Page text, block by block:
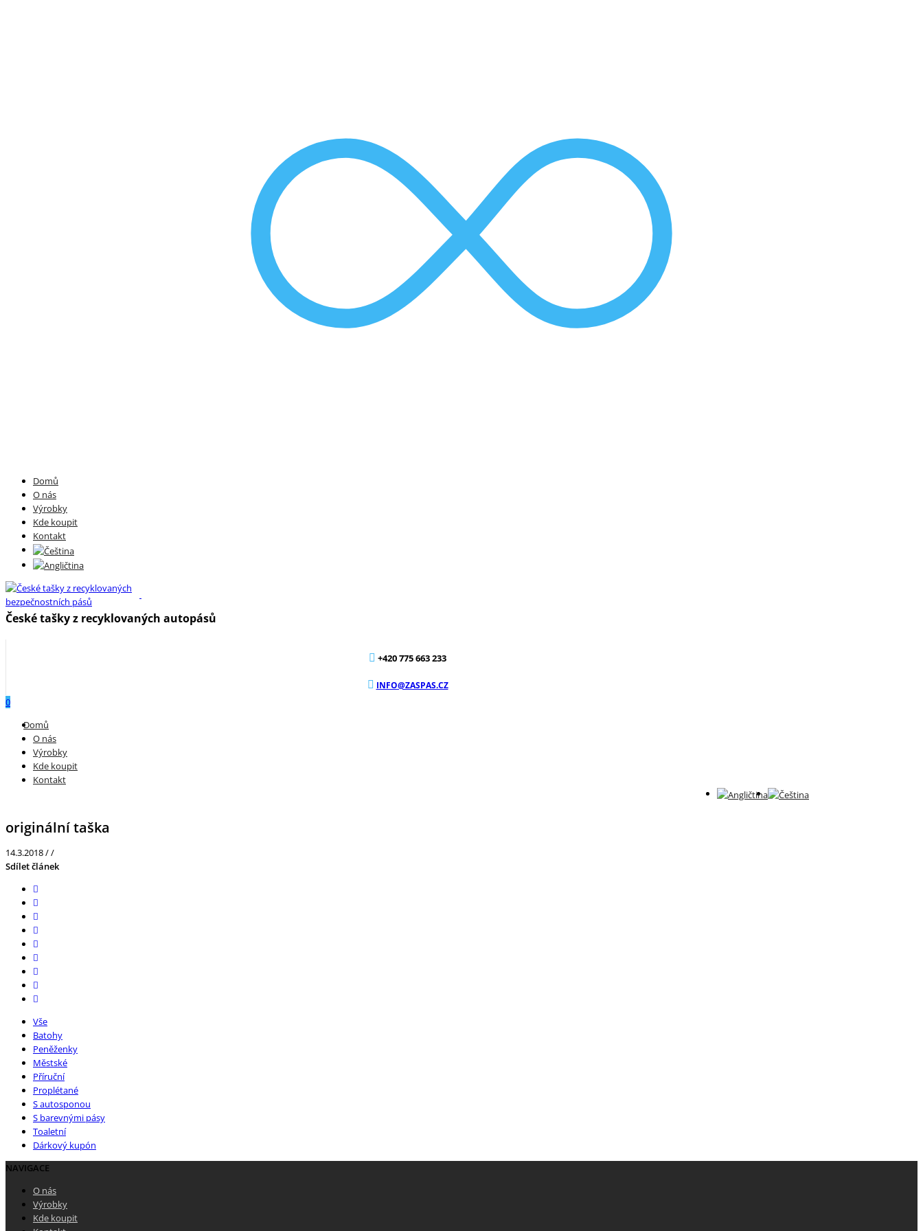
Domů
O nás
Výrobky
Kde koupit
Kontakt
České tašky z recyklovaných autopásů
+420 775 663 233
INFO@ZASPAS.CZ
0
Domů
O nás
Výrobky
Kde koupit
Kontakt
originální taška
14.3.2018//
Sdílet článek
Vše
Batohy
Peněženky
Městské
Příruční
Proplétané
S autosponou
S barevnými pásy
Toaletní
Dárkový kupón
NAVIGACE
O nás
Výrobky
Kde koupit